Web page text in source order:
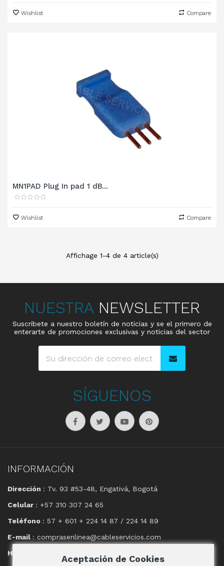
Wishlist Compare
MN1PAD Plug In pad 1 dB...
Wishlist Compare
Affichage 1-4 de 4 article(s)
NUESTRA NEWSLETTER
Suscribete a nuestro boletín de noticias y se el primero de
enterarte de promociones exclusivas y noticias del sector
SÍGUENOS
INFORMACIÓN
Dirección : Tv. 93 #53-48, Engativá, Bogotá
Celular : +57 310 307 24 65
Teléfono : 57 + 601 + 224 14 87 / 224 14 89
E-mail : comprasenlinea@cableservicios.com
Horario
Aceptación de Cookies